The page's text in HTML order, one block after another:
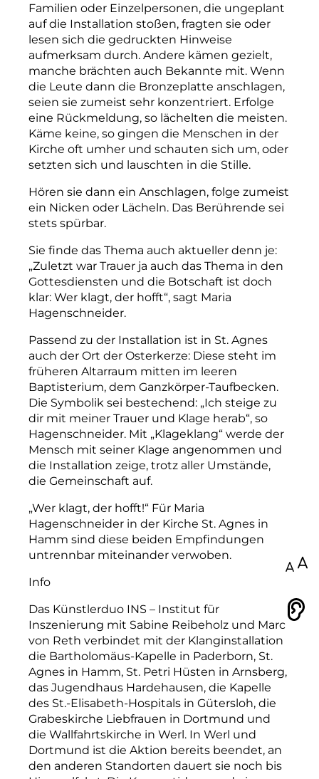
Familien oder Einzelpersonen, die ungeplant
auf die Installation stoßen, fragten sie oder
lesen sich die gedruckten Hinweise
aufmerksam durch. Andere kämen gezielt,
manche brächten auch Bekannte mit. Wenn
die Leute dann die Bronzeplatte anschlagen,
seien sie zumeist sehr konzentriert. Erfolge
eine Rückmeldung, so lächelten die meisten.
Käme keine, so gingen die Menschen in der
Kirche oft umher und schauten sich um, oder
setzten sich und lauschten in die Stille.
Hören sie dann ein Anschlagen, folge zumeist
ein Nicken oder Lächeln. Das Berührende sei
stets spürbar.
Sie finde das Thema auch aktueller denn je:
„Zuletzt war Trauer ja auch das Thema in den
Gottesdiensten und die Botschaft ist doch
klar: Wer klagt, der hofft“, sagt Maria
Hagenschneider.
Passend zu der Installation ist in St. Agnes
auch der Ort der Osterkerze: Diese steht im
früheren Altarraum mitten im leeren
Baptisterium, dem Ganzkörper-Taufbecken.
Die Symbolik sei bestechend: „Ich steige zu
dir mit meiner Trauer und Klage herab“, so
Hagenschneider. Mit „Klageklang“ werde der
Mensch mit seiner Klage angenommen und
die Installation zeige, trotz aller Umstände,
die Gemeinschaft auf.
„Wer klagt, der hofft!“ Für Maria
Hagenschneider in der Kirche St. Agnes in
Hamm sind diese beiden Empfindungen
untrennbar miteinander verwoben.
Info
Das Künstlerduo INS – Institut für
Inszenierung mit Sabine Reibeholz und Marc
von Reth verbindet mit der Klanginstallation
die Bartholomäus-Kapelle in Paderborn, St.
Agnes in Hamm, St. Petri Hüsten in Arnsberg,
das Jugendhaus Hardehausen, die Kapelle
des St.-Elisabeth-Hospitals in Gütersloh, die
Grabeskirche Liebfrauen in Dortmund und
die Wallfahrtskirche in Werl. In Werl und
Dortmund ist die Aktion bereits beendet, an
den anderen Standorten dauert sie noch bis
Vorlesen